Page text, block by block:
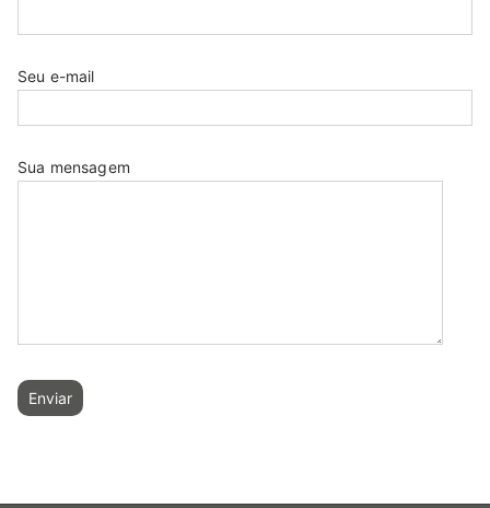
Seu e-mail
Sua mensagem